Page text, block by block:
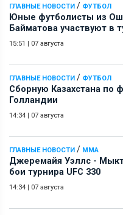
ГЛАВНЫЕ НОВОСТИ / ФУТБОЛ
Юные футболисты из
Байматова участвуют в
15:51 | 07 августа
ГЛАВНЫЕ НОВОСТИ / ФУТБОЛ
Сборную Казахстана по
Голландии
14:34 | 07 августа
ГЛАВНЫЕ НОВОСТИ / ММА
Джеремайя Уэллс -
бои турнира UFC 330
14:34 | 07 августа